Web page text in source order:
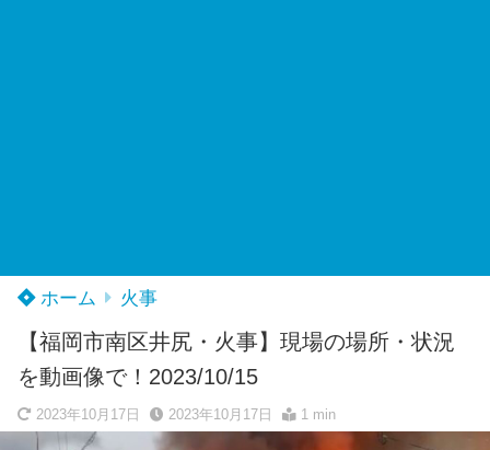
ホーム 火事
【福岡市南区井尻・火事】現場の場所・状況
を動画像で！2023/10/15
2023年10月17日 2023年10月17日 1 min